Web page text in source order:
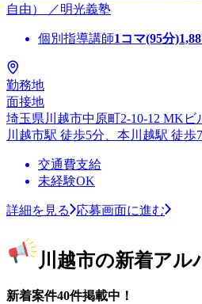
自由） ／明光義塾
個別指導講師1コマ(95分)
勤務地
面接地
埼玉県川越市中原町2-10-12 MKビ
川越市駅 徒歩5分、本川越駅 徒歩
交通費支給
未経験OK
詳細を見る 応募画面に進む
川越市の新着アル
新着案件40件掲載中！